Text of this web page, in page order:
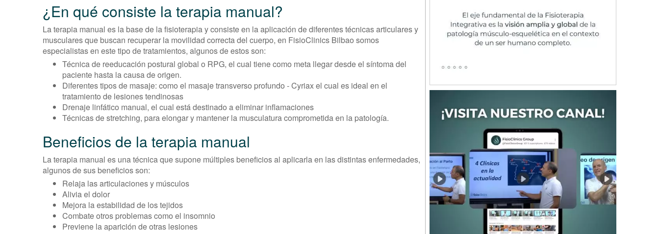
¿En qué consiste la terapia manual?
La terapia manual es la base de la fisioterapia y consiste en la aplicación de diferentes técnicas articulares y
musculares que buscan recuperar la movilidad correcta del cuerpo, en FisioClinics Bilbao somos
especialistas en este tipo de tratamientos, algunos de estos son:
Técnica de reeducación postural global o RPG, el cual tiene como meta llegar desde el síntoma del
paciente hasta la causa de origen.
Diferentes tipos de masaje: como el masaje transverso profundo - Cyriax el cual es ideal en el
tratamiento de lesiones tendinosas
Drenaje linfático manual, el cual está destinado a eliminar inflamaciones
Técnicas de stretching, para elongar y mantener la musculatura comprometida en la patología.
Beneficios de la terapia manual
La terapia manual es una técnica que supone múltiples beneficios al aplicarla en las distintas enfermedades,
algunos de sus beneficios son:
Relaja las articulaciones y músculos
Alivia el dolor
Mejora la estabilidad de los tejidos
Combate otros problemas como el insomnio
Previene la aparición de otras lesiones